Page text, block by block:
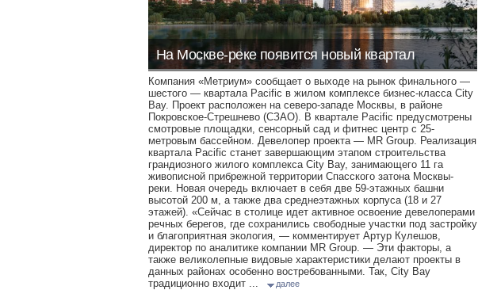
На Москве-реке появится новый квартал
Компания «Метриум» сообщает о выходе на рынок финального —
шестого — квартала Pacific в жилом комплексе бизнес-класса City
Bay. Проект расположен на северо-западе Москвы, в районе
Покровское-Стрешнево (СЗАО). В квартале Pacific предусмотрены
смотровые площадки, сенсорный сад и фитнес центр с 25-
метровым бассейном. Девелопер проекта — MR Group. Реализация
квартала Pacific станет завершающим этапом строительства
грандиозного жилого комплекса City Bay, занимающего 11 га
живописной прибрежной территории Спасского затона Москвы-
реки. Новая очередь включает в себя две 59-этажных башни
высотой 200 м, а также два среднеэтажных корпуса (18 и 27
этажей). «Сейчас в столице идет активное освоение девелоперами
речных берегов, где сохранились свободные участки под застройку
и благоприятная экология, — комментирует Артур Кулешов,
директор по аналитике компании MR Group. — Эти факторы, а
также великолепные видовые характеристики делают проекты в
данных районах особенно востребованными. Так, City Bay
традиционно входит ...
далее